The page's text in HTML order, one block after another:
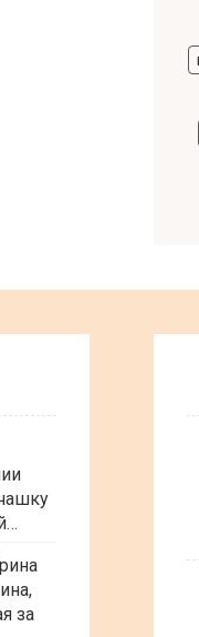
за